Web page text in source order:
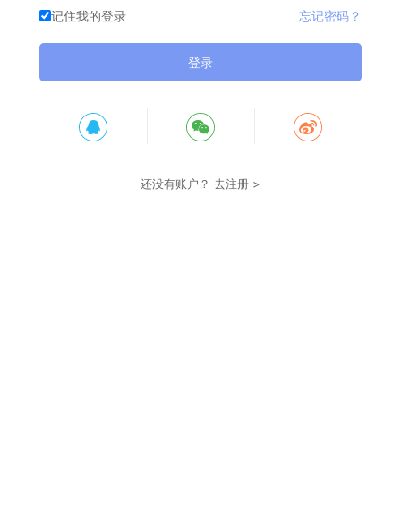
记住我的登录 忘记密码？
登录
还没有账户？ 去注册 >